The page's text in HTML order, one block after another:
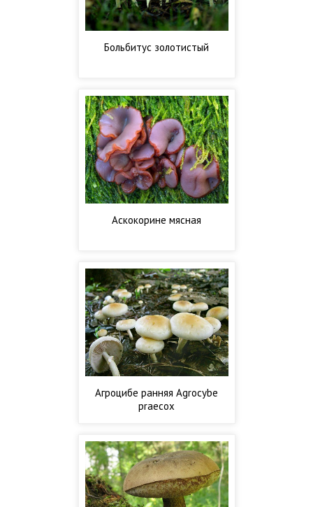
Больбитус золотистый
Аскокорине мясная
Агроцибе ранняя Agrocybe
praecox